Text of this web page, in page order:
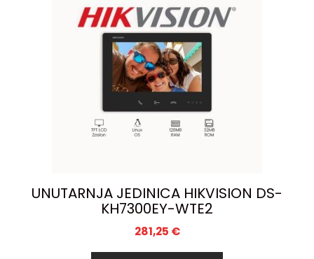
UNUTARNJA JEDINICA HIKVISION DS-
KH7300EY-WTE2
281,25 €